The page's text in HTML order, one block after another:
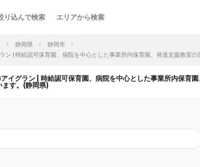
り込んで検索 エリアから検索
静岡県
静岡市
ン | 時給認可保育園、病院を中心とした事業所内保育園、発達支援教室
イグラン | 時給認可保育園、病院を中心とした事業所内保育
ます。(静岡県)